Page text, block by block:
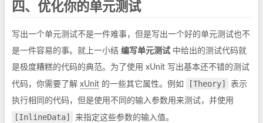
四、优化你的单元测试
写出一个单元测试不是一件难事，但是写出一个好的单元测试也不
是一件容易的事。就上一小结 编写单元测试 中给出的测试代码就
是极度糟糕的代码的典范。为了使用 xUnit 写出基本还不错的测试
代码，你需要了解 xUnit 的一些其它属性。例如 [Theory]
表示
执行相同的代码，但是使用不同的输入参数用来测试，并使用
[InlineData] 来指定这些参数的输入值。